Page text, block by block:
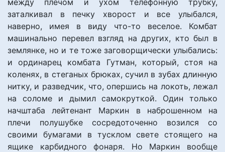
между плечом и ухом телефонную трубку,
заталкивал в печку хворост и все улыбался,
наверно, имея в виду что-то веселое. Комбат
машинально перевел взгляд на других, кто был в
землянке, но и те тоже заговорщически улыбались:
и ординарец комбата Гутман, который, стоя на
коленях, в стеганых брюках, сучил в зубах длинную
нитку, и разведчик, что, опершись на локоть, лежал
на соломе и дымил самокруткой. Один только
начштаба лейтенант Маркин в наброшенном на
плечи полушубке сосредоточенно возился со
своими бумагами в тусклом свете стоящего на
ящике карбидного фонаря. Но Маркин вообще